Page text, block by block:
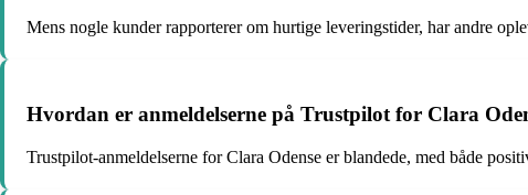
Mens nogle kunder rapporterer om hurtige leveringstider, har andre
Hvordan er anmeldelserne på Trustpilot for Clara
Trustpilot-anmeldelserne for Clara Odense er blandede, med både